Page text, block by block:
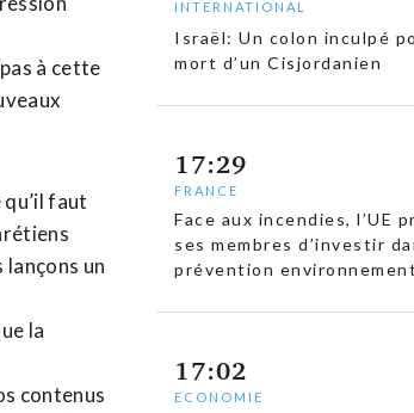
à cette
faut
un
la
contenus
INTERNATIONAL
Israël: Un colon inculpé
mort d’un Cisjordanien
17:29
FRANCE
Face aux incendies, l’UE
ses membres d’investir
prévention
17:02
ECONOMIE